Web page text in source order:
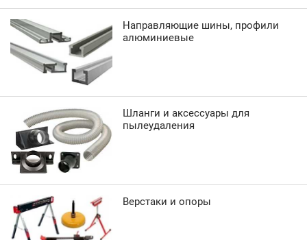
Направляющие шины, профили
алюминиевые
Шланги и аксессуары для
пылеудаления
Верстаки и опоры